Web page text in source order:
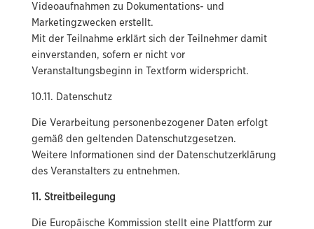
Videoaufnahmen zu Dokumentations- und
Marketingzwecken erstellt.
Mit der Teilnahme erklärt sich der Teilnehmer damit
einverstanden, sofern er nicht vor
Veranstaltungsbeginn in Textform widerspricht.
10.11. Datenschutz
Die Verarbeitung personenbezogener Daten erfolgt
gemäß den geltenden Datenschutzgesetzen.
Weitere Informationen sind der Datenschutzerklärung
des Veranstalters zu entnehmen.
11. Streitbeilegung
Die Europäische Kommission stellt eine Plattform zur